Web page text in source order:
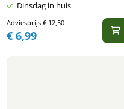
Dinsdag in huis
Adviesprijs €12,50
€6,99